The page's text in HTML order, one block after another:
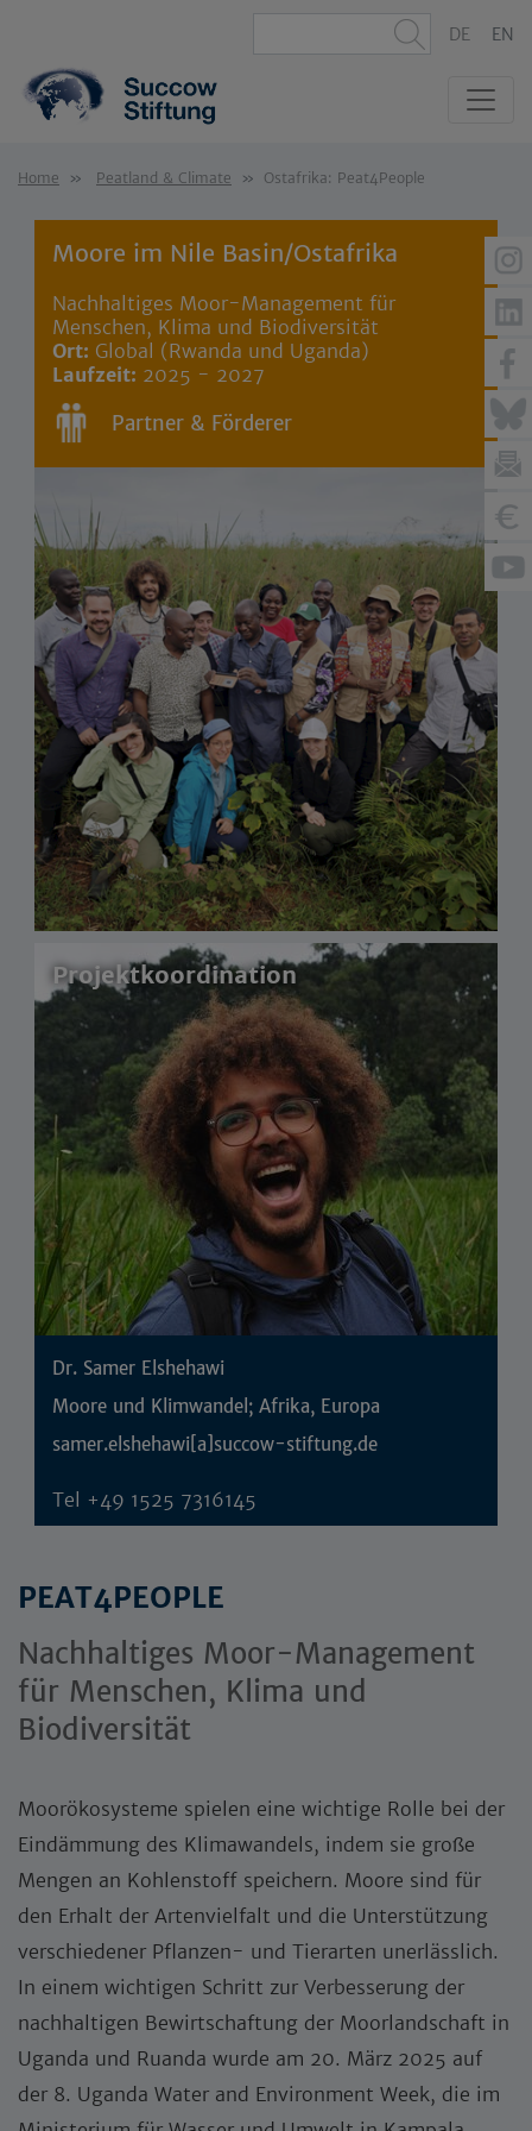
DE EN
Home Peatland & Climate Ostafrika: Peat4People
PEAT4PEOPLE
Nachhaltiges Moor-Management
für Menschen, Klima und
Biodiversität
Moorökosysteme spielen eine wichtige Rolle bei der
Eindämmung des Klimawandels, indem sie große
Mengen an Kohlenstoff speichern. Moore sind für
den Erhalt der Artenvielfalt und die Unterstützung
verschiedener Pflanzen- und Tierarten unerlässlich.
In einem wichtigen Schritt zur Verbesserung der
nachhaltigen Bewirtschaftung der Moorlandschaft in
Uganda und Ruanda wurde am 20. März 2025 auf
der 8. Uganda Water and Environment Week, die im
Moore im Nile Basin/Ostafrika
Nachhaltiges Moor-Management für
Menschen, Klima und Biodiversität
Ort: Global (Rwanda und Uganda)
Laufzeit: 2025 - 2027
Partner & Förderer
Projektkoordination
Dr. Samer Elshehawi
Moore und Klimwandel; Afrika, Europa
samer.elshehawi[a]succow-stiftung.de
Tel +49 1525 7316145